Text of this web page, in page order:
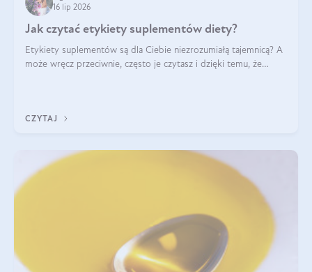
16 lip 2026
Jak czytać etykiety suplementów diety?
Etykiety suplementów są dla Ciebie niezrozumiałą tajemnicą? A
może wręcz przeciwnie, często je czytasz i dzięki temu, że
CZYTAJ